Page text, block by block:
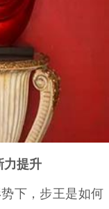
力提升
下，步王是如何